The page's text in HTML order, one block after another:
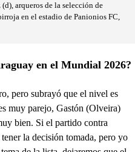
arqueros de la selección de
en el estadio de Panionios FC,
en el Mundial 2026?
pero subrayó que el nivel es
muy parejo, Gastón (Olveira)
bien. Si el partido contra
la decisión tomada, pero yo